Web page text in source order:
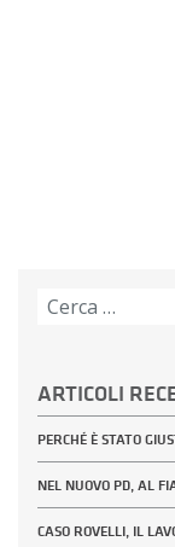
Ricerca
ARTICOLI
PERCHÉ È STATO
NEL NUOVO PD, AL
CASO ROVELLI, IL